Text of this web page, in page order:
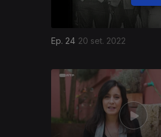
Ep. 24 20 set. 2022